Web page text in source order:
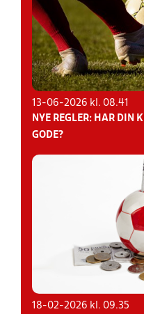
13-06-2026 kl. 08.41
NYE REGLER: HAR DIN
GODE?
18-02-2026 kl. 09.35